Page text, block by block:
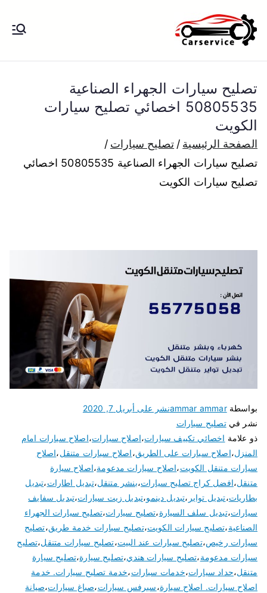
إلى
المحتوى
الكويت
بنشر متنقل الكويت كهرباء وبنشر تبديل
بارخص الاسعار
تصليح سيارات الجهراء الصناعية
50805535 اخصائي تصليح سيارات
الكويت
الصفحة الرئيسية
تصليح سيارات
تصليح سيارات الجهراء الصناعية 50805535 اخصائي
تصليح سيارات الكويت
بواسطةammar ammarنشر على أبريل 7, 2020
نشر فيتصليح سيارات
ذو علامة اخصائي تكييف سيارات،اصلاح سيارات،اصلاح سيارات امام
المنزل،اصلاح سيارات على الطريق،اصلاح سيارات متنقل،اصلاح
سيارات متنقل الكويت،اصلاح سيارات مدعومة،اصلاح سيارة
متنقل،افضل كراج تصليح سيارات،بنشر متنقل،تبديل اطارات،تبديل
بطاريات،تبديل تواير ،تبديل دينمو،تبديل زيت سيارات،تبديل سفايف
سيارات،تبديل سلف السيارة،تصليح سيارات،تصليح سيارات الجهراء
الصناعية،تصليح سيارات الكويت،تصليح سيارات خدمة طريق،تصليح
سيارات رخيص،تصليح سيارات عند البيت،تصليح سيارات متنقل،تصليح
سيارات مدعومة،تصليح سيارات هندي،تصليح سيارة،تصليح سيارة
متنقل،حداد سيارات،خدمات سيارات،خدمة تصليح سيارات. خدمة
اصلاح سيارات. اصلاح سيارة،سيرفس سيارات،صباغ سيارات،صيانة